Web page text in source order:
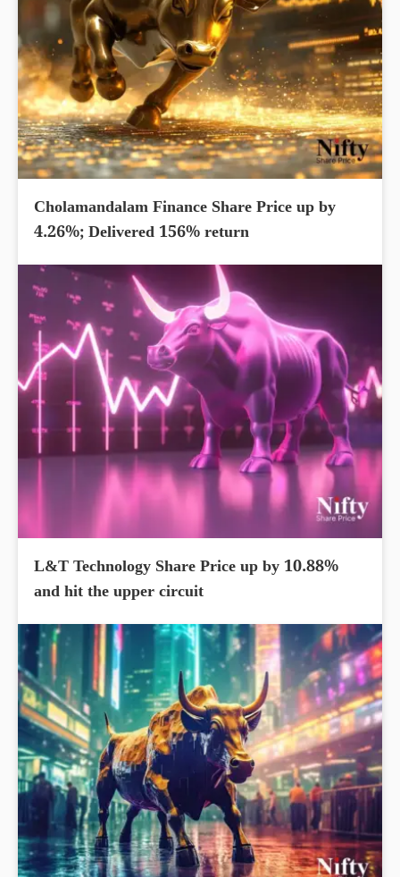
Cholamandalam Finance Share Price up by
4.26%; Delivered 156% return
L&T Technology Share Price up by 10.88%
and hit the upper circuit